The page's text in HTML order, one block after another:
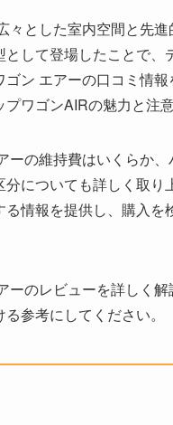
々とした室内空間と先
として登場したことで
ン エアーの口コミ情
ワゴンAIRの魅力と注
ーの維持費はいくらか
についても詳しく取
情報を提供し、購入
ーのレビューを詳しく
参考にしてください。